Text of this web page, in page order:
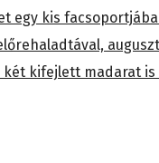
egy kis
két kifejlett madarat